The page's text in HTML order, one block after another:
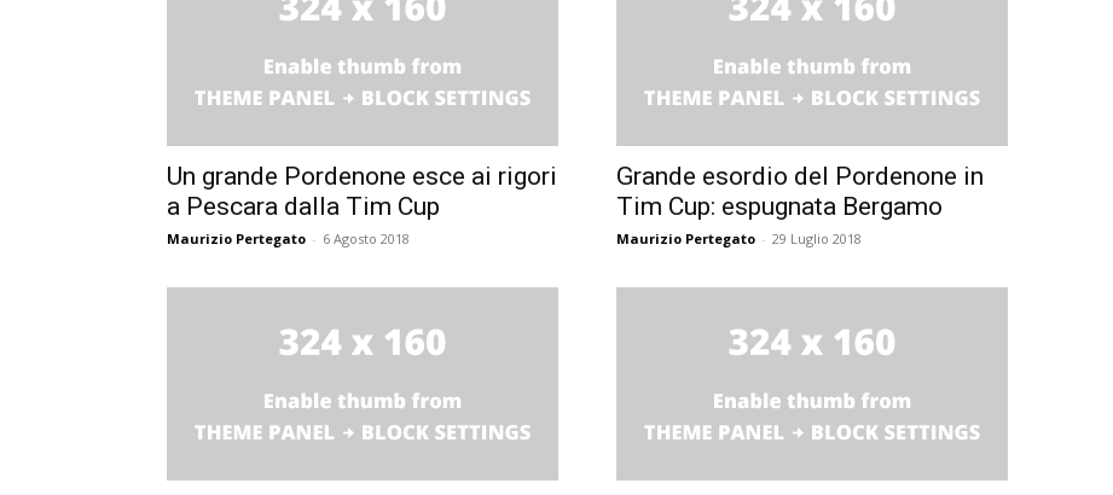
Un grande Pordenone esce ai rigori
a Pescara dalla Tim Cup
Maurizio Pertegato - 6 Agosto 2018
Grande esordio del Pordenone in
Tim Cup: espugnata Bergamo
Maurizio Pertegato - 29 Luglio 2018